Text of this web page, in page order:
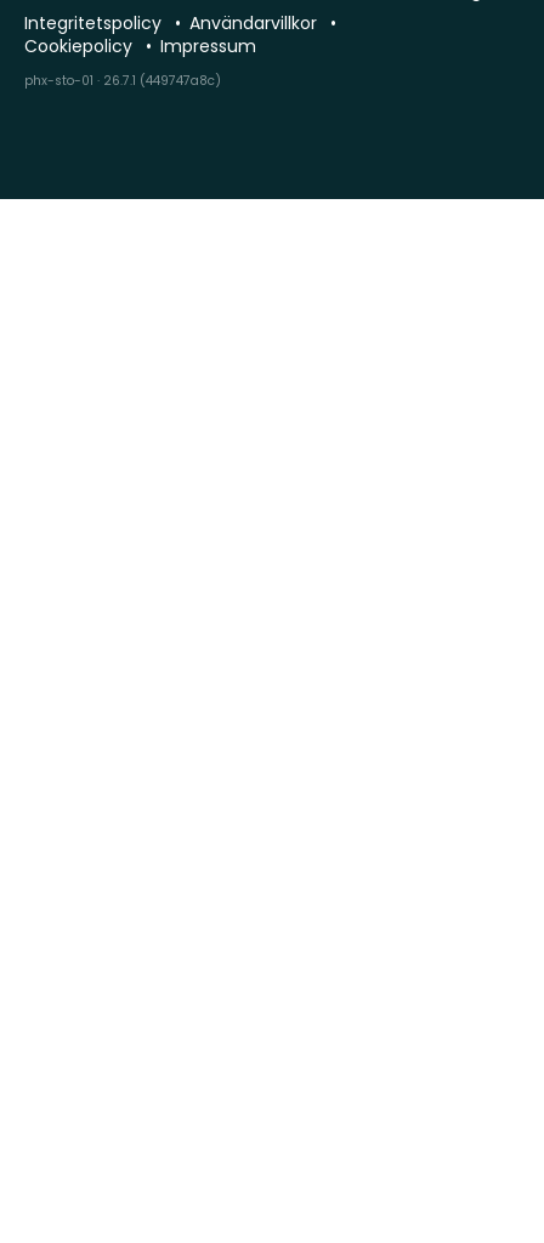
Integritetspolicy
Användarvillkor
Cookiepolicy
Impressum
phx-sto-01 · 26.7.1 (449747a8c)